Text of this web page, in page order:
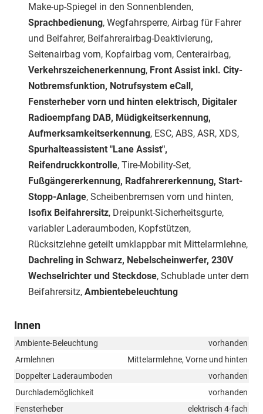
Make-up-Spiegel in den Sonnenblenden,
Sprachbedienung, Wegfahrsperre, Airbag für Fahrer
und Beifahrer, Beifahrerairbag-Deaktivierung,
Seitenairbag vorn, Kopfairbag vorn, Centerairbag,
Verkehrszeichenerkennung, Front Assist inkl. City-
Notbremsfunktion, Notrufsystem eCall,
Fensterheber vorn und hinten elektrisch, Digitaler
Radioempfang DAB, Müdigkeitserkennung,
Aufmerksamkeitserkennung, ESC, ABS, ASR, XDS,
Spurhalteassistent "Lane Assist",
Reifendruckkontrolle, Tire-Mobility-Set,
Fußgängererkennung, Radfahrererkennung, Start-
Stopp-Anlage, Scheibenbremsen vorn und hinten,
Isofix Beifahrersitz, Dreipunkt-Sicherheitsgurte,
variabler Laderaumboden, Kopfstützen,
Rücksitzlehne geteilt umklappbar mit Mittelarmlehne,
Dachreling in Schwarz, Nebelscheinwerfer, 230V
Wechselrichter und Steckdose, Schublade unter dem
Beifahrersitz, Ambientebeleuchtung
Innen
Ambiente-Beleuchtung
vorhanden
Armlehnen
Mittelarmlehne, Vorne und hinten
Doppelter Laderaumboden
vorhanden
Durchlademöglichkeit
vorhanden
Fensterheber
elektrisch 4-fach